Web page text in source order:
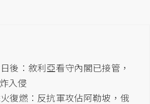
後：敘利亞看守內閣已接管，
入侵
復燃：反抗軍攻佔阿勒坡，俄